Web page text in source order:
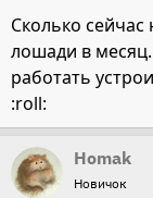
Сколько
лошади в
работать
:roll:
Homak
Новичок